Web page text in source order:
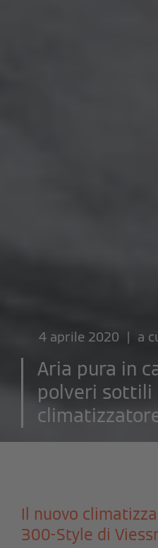
4 aprile 2020 | a
Aria pura in
polveri sottili
Il nuovo
300-Style di